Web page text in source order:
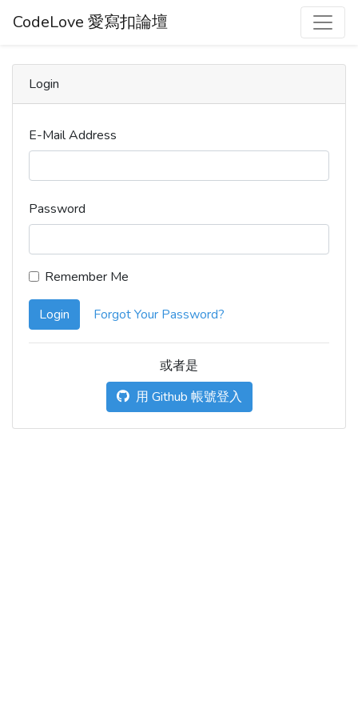
CodeLove 愛寫扣論壇
Login
E-Mail Address
Password
Remember Me
Login Forgot Your Password?
或者是
用 Github 帳號登入